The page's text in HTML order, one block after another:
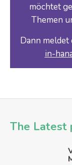
möchtet
Themen
Dann
in-
The Latest